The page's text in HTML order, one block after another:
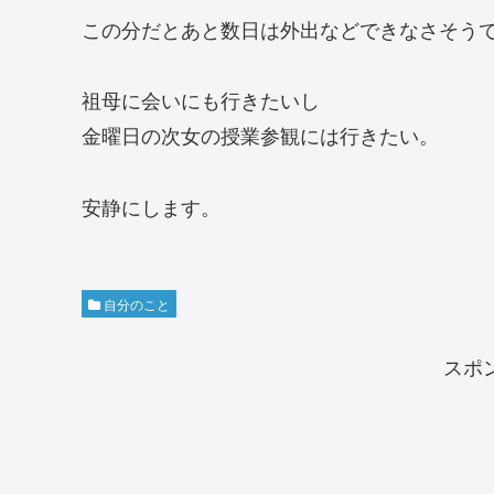
この分だとあと数日は外出などできなさそうで
祖母に会いにも行きたいし
金曜日の次女の授業参観には行きたい。
安静にします。
自分のこと
スポ